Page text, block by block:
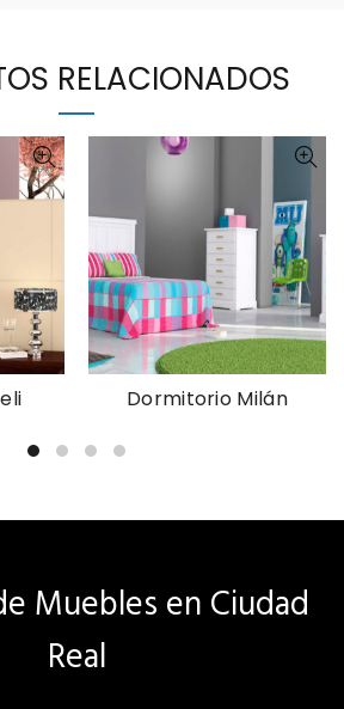
RELACIONADOS
Dormitorio Milán
Muebles en Ciudad
Real